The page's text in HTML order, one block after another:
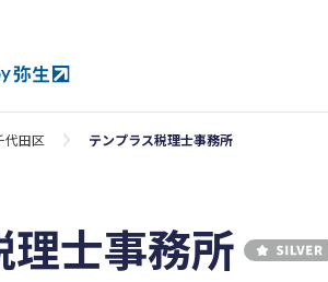
代田区 テンプラス税理士事務所
理士事務所